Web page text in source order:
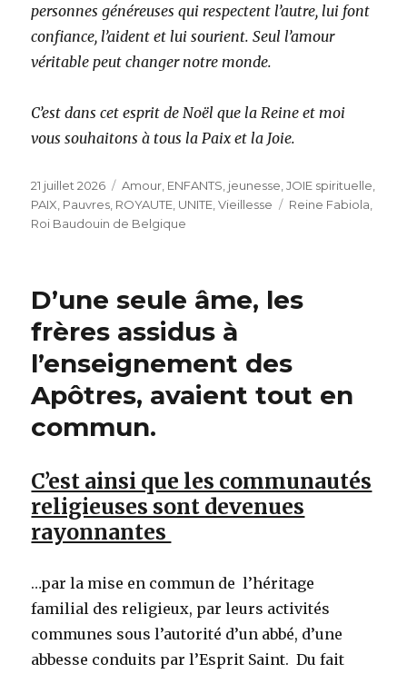
personnes généreuses qui respectent l’autre, lui font
confiance, l’aident et lui sourient. Seul l’amour
véritable peut changer notre monde.
C’est dans cet esprit de Noël que la Reine et moi
vous souhaitons à tous la Paix et la Joie.
Publié
le
21 juillet 2026 Catégories
Amour ENFANTS jeunesse ,JOIE spirituelle
PAIX Pauvres ROYAUTE UNITE ,Vieillesse Étiquettes
Reine Fabiola
Roi Baudouin de Belgique
D’une seule âme, les
frères assidus à
l’enseignement des
Apôtres, avaient tout en
commun.
C’est ainsi que les communautés
religieuses sont devenues
rayonnantes
…par la mise en commun de l’héritage
familial des religieux, par leurs activités
communes sous l’autorité d’un abbé, d’une
abbesse conduits par l’Esprit Saint. Du fait